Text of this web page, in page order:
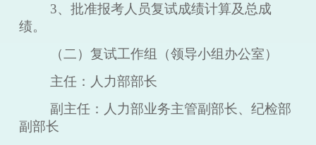
3、批准报考人员复试成绩计算及总成
绩。
（二）复试工作组（领导小组办公室）
主任：人力部部长
副主任：人力部业务主管副部长、纪检部
副部长